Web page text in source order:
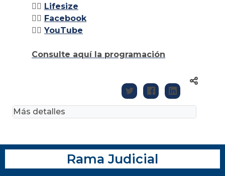
👉🏽 Lifesize
👉🏽 Facebook
👉🏽 YouTube
Consulte aquí la programación
Más detalles
Rama Judicial